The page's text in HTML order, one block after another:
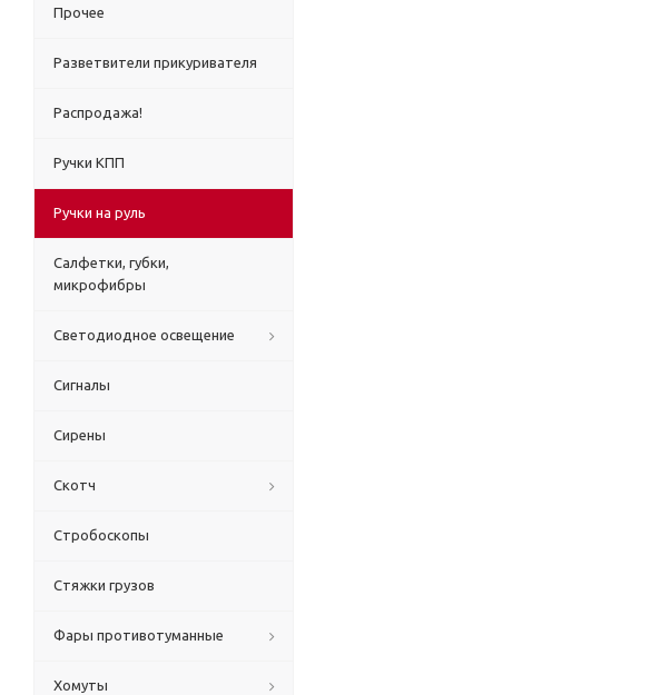
Прочее
Разветвители прикуривателя
Распродажа!
Ручки КПП
Ручки на руль
Салфетки, губки,
микрофибры
Светодиодное освещение
Сигналы
Сирены
Скотч
Стробоскопы
Стяжки грузов
Фары противотуманные
Хомуты